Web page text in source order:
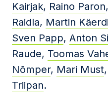
Kairjak, Raino Paron,
Raidla, Martin Käerdi
Sven Papp, Anton
Raude, Toomas
Nõmper, Mari Must,
Triipan.